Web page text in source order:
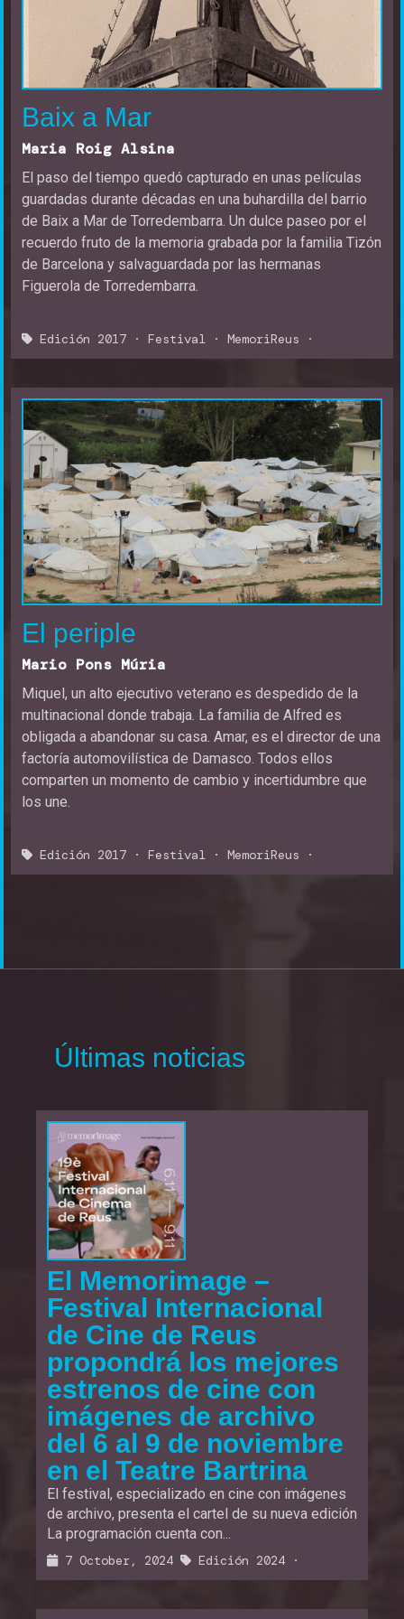
Aprende cómo hacer un documental
Encuentro responsables de archivos y
documentación de las televisiones estatales
Jurado y Premios
Jurado
Premios
Baix a Mar
Maria Roig Alsina
El paso del tiempo quedó capturado en unas películas
guardadas durante décadas en una buhardilla del barrio
de Baix a Mar de Torredembarra. Un dulce paseo por el
recuerdo fruto de la memoria grabada por la familia Tizón
de Barcelona y salvaguardada por las hermanas
Figuerola de Torredembarra.
Edición 2017 · Festival · MemoriReus ·
El periple
Mario Pons Múria
Miquel, un alto ejecutivo veterano es despedido de la
multinacional donde trabaja. La familia de Alfred es
obligada a abandonar su casa. Amar, es el director de una
factoría automovilística de Damasco. Todos ellos
comparten un momento de cambio y incertidumbre que
los une.
Edición 2017 · Festival · MemoriReus ·
Últimas noticias
El Memorimage –
Festival Internacional
de Cine de Reus
propondrá los mejores
estrenos de cine con
imágenes de archivo
del 6 al 9 de noviembre
en el Teatre Bartrina
El festival, especializado en cine con imágenes
de archivo, presenta el cartel de su nueva edición
La programación cuenta con...
7 October, 2024 Edición 2024 ·